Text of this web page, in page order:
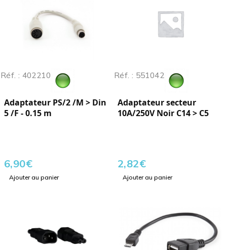
Réf. : 402210
Adaptateur PS/2 /M > Din
5 /F - 0.15 m
6,90€
Ajouter au panier
Réf. : 551042
Adaptateur secteur
10A/250V Noir C14 > C5
2,82€
Ajouter au panier